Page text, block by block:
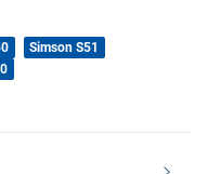
Simson S51